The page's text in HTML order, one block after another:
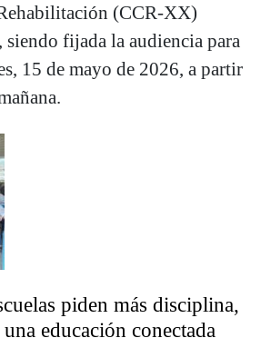
(CCR-XX)
fijada la audiencia para
15 de mayo de 2026, a partir
piden más disciplina,
educación conectada